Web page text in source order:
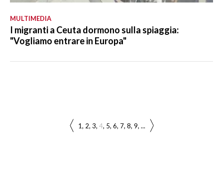
MULTIMEDIA
I migranti a Ceuta dormono sulla spiaggia:
"Vogliamo entrare in Europa"
1 2 3 4 5 6 7 8 9 ...